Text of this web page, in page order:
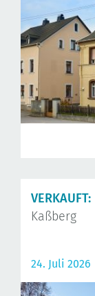
VERKAUFT:
Kaßberg
24. Juli 2026